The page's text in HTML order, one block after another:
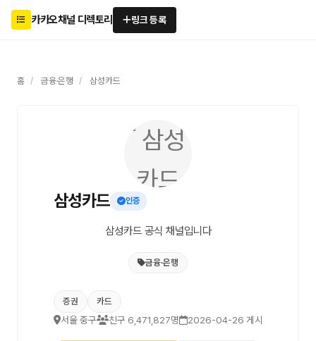
카카오채널 디렉토리 링크 등록
홈 / 금융·은행 / 삼성카드
삼성카드 인증
삼성카드 공식 채널입니다
금융·은행
증권 카드
서울 중구 친구 6,471,827명 2026-04-26 게시